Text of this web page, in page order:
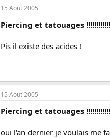
15 Aout 2005
Piercing et tatouages !!!!!!!!!!!!
Pis il existe des acides !
15 Aout 2005
Piercing et tatouages !!!!!!!!!!!!
oui l'an dernier je voulais me